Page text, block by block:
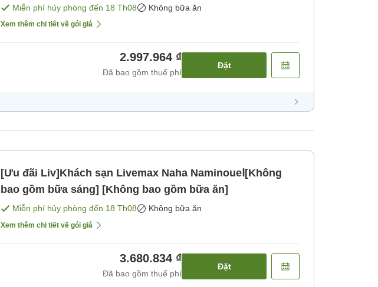
Miễn phí hủy phòng đến 18 Th08 Không bữa ăn
Xem thêm chi tiết về gói giá
2.997.964 ₫
Đã bao gồm thuế phí
Đặt
[Ưu đãi Liv]Khách sạn Livemax Naha NaminoueⅠ[Không
bao gồm bữa sáng] [Không bao gồm bữa ăn]
Miễn phí hủy phòng đến 18 Th08 Không bữa ăn
Xem thêm chi tiết về gói giá
3.680.834 ₫
Đã bao gồm thuế phí
Đặt